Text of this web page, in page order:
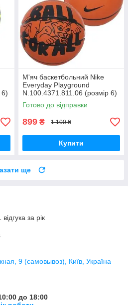
6)
М'яч баскетбольний Nike
Everyday Playground
N.100.4371.811.06 (розмір 6)
Готово до відправки
899 ₴ 1 100 ₴
Купити
ще
за рік
9 (самовывоз), Київ, Україна
до 18:00